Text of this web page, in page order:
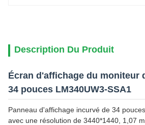
Description Du Produit
Écran d'affichage du moniteur
34 pouces LM340UW3-SSA1
Panneau d'affichage incurvé de 34
avec une résolution de 3440*1440, 1,07